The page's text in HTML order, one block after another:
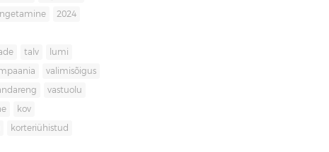
2024
talv lumi
valimisõigus
vastuolu
kov
korteriühistud